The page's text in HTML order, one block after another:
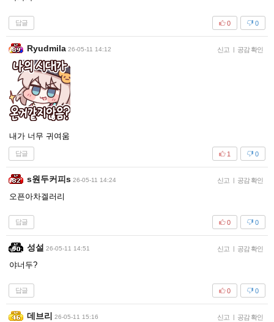
답글 0
0
Ryudmila 26-05-11 14:12 신고 | 공감 확인
내가 너무 귀여움
답글 0
1
s원두커피s 26-05-11 14:24 신고 | 공감 확인
오픈아차겔러리
답글 0
0
성설 26-05-11 14:51 신고 | 공감 확인
야너두?
답글 0
0
데브리 26-05-11 15:16 신고 | 공감 확인